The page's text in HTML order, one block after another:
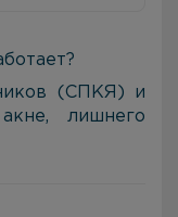
(СПКЯ) и
лишнего